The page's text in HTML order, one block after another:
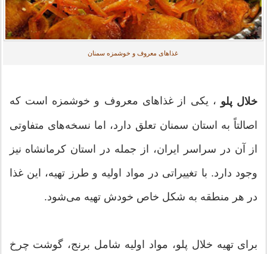
غذاهای معروف و خوشمزه سمنان
خلال پلو ، یکی از غذاهای معروف و خوشمزه است که
اصالتاً به استان سمنان تعلق دارد، اما نسخه‌های متفاوتی
از آن در سراسر ایران، از جمله در استان کرمانشاه نیز
وجود دارد. با تغییراتی در مواد اولیه و طرز تهیه، این غذا
در هر منطقه به شکل خاص خودش تهیه می‌شود.
برای تهیه خلال پلو، مواد اولیه شامل برنج، گوشت چرخ